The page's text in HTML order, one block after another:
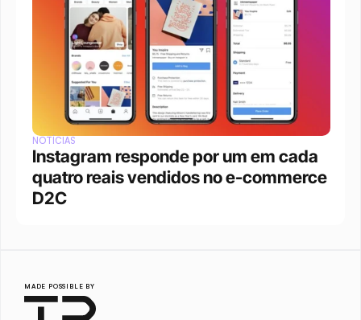
NOTÍCIAS
Instagram responde por um em cada
quatro reais vendidos no e-commerce
D2C
MADE POSSIBLE BY